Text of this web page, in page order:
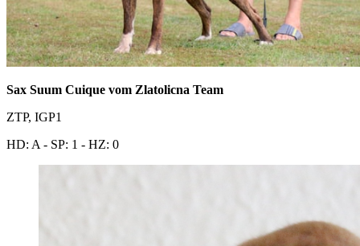
Sax Suum Cuique vom Zlatolicna Team
ZTP, IGP1
HD: A - SP: 1 - HZ: 0